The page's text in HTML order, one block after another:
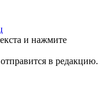
и нажмите
в редакцию.